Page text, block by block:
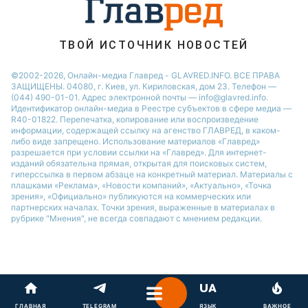
Новости Житомира
Новости Запорожья
ТВОЙ ИСТОЧНИК НОВОСТЕЙ
©2002-2026, Онлайн-медиа Главред - GLAVRED.INFO. ВСЕ ПРАВА
ЗАЩИЩЕНЫ. 04080, г. Киев, ул. Кириловская, дом 23. Телефон —
(044) 490-01-01. Адрес электронной почты — info@glavred.info.
Идентификатор онлайн-медиа в Реестре cубъектов в сфере медиа —
R40-01822. Перепечатка, копирование или воспроизведение
информации, содержащей ссылку на агенство ГЛАВРЕД, в каком-
либо виде запрещено. Использование материалов «Главред»
разрешается при условии ссылки на «Главред». Для интернет-
изданий обязательна прямая, открытая для поисковых систем,
гиперссылка в первом абзаце на конкретный материал. Материалы с
плашками «Реклама», «Новости компаний», «Актуально», «Точка
зрения», «Официально» публикуются на коммерческих или
партнерских началах. Точки зрения, выраженные в материалах в
рубрике "Мнения", не всегда совпадают с мнением редакции.
ГЛАВНАЯ TELEGRAM ЯЗЫК ВАЖНОЕ